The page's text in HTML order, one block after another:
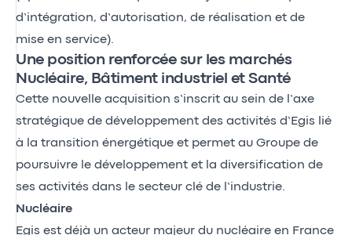
d’intégration, d’autorisation, de réalisation et de
mise en service).
Une position renforcée sur les marchés
Nucléaire, Bâtiment industriel et Santé
Cette nouvelle acquisition s’inscrit au sein de l’axe
stratégique de développement des activités d’Egis lié
à la transition énergétique et permet au Groupe de
poursuivre le développement et la diversification de
ses activités dans le secteur clé de l’industrie.
Nucléaire
Egis est déjà un acteur majeur du nucléaire en France